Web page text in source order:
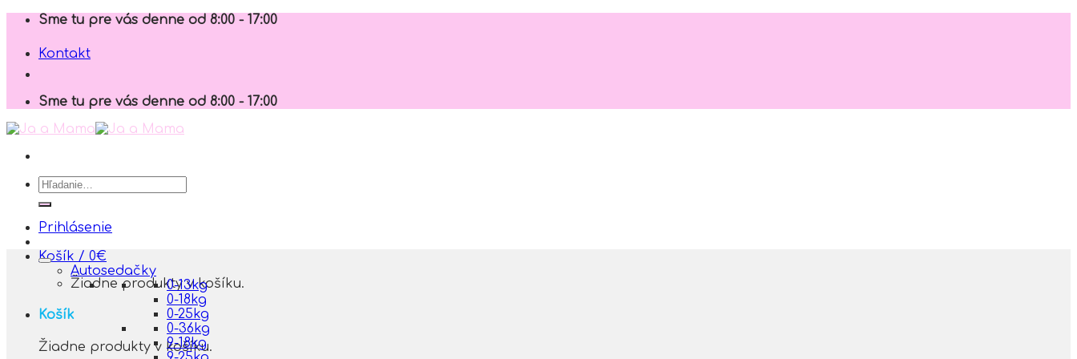
Skip
content
Sme tu pre vás denne od 8:00 - 17:00
Kontakt
Sme tu pre vás denne od 8:00 - 17:00
Hľadať:
Prihlásenie
Košík / 0€
Žiadne produkty v košíku.
Košík
Žiadne produkty v košíku.
Autosedačky
0-13kg
0-18kg
0-25kg
0-36kg
9-18kg